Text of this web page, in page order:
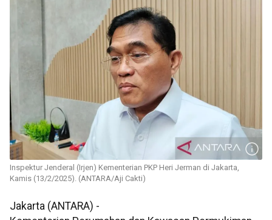
Inspektur Jenderal (Irjen) Kementerian PKP Heri Jerman di Jakarta,
Kamis (13/2/2025). (ANTARA/Aji Cakti)
Jakarta (ANTARA) -